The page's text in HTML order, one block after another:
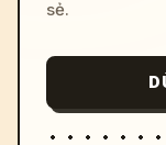
sẻ.